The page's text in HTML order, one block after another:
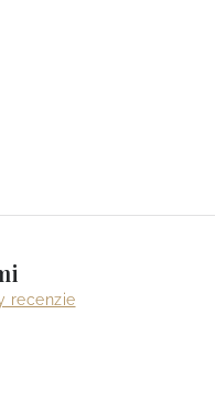
recenzie